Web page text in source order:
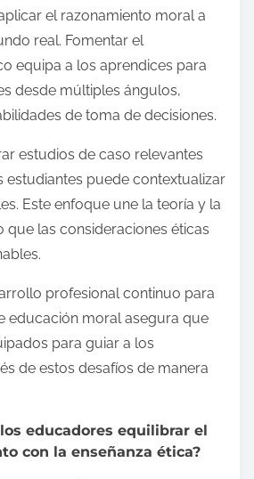
el razonamiento moral a
real. Fomentar el
equipa a los aprendices para
desde múltiples ángulos,
de toma de decisiones.
estudios de caso relevantes
estudiantes puede contextualizar
Este enfoque une la teoría y la
que las consideraciones éticas
profesional continuo para
educación moral asegura que
para guiar a los
de estos desafíos de manera
educadores equilibrar el
con la enseñanza ética?